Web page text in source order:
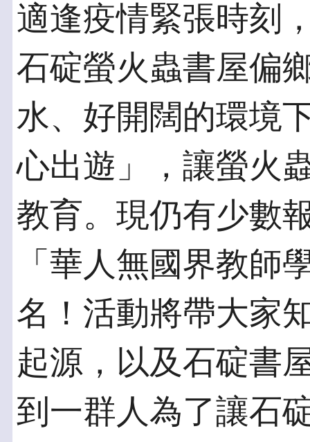
適逢疫情緊張時刻
石碇螢火蟲書屋偏
水、好開闊的環境
心出遊」，讓螢火
教育。現仍有少數
「華人無國界教師
名！活動將帶大家
起源，以及石碇書
到一群人為了讓石